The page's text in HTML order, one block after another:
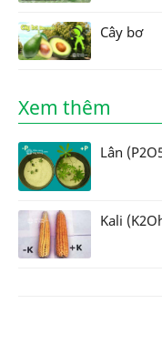
Cây bơ
Xem thêm
Lân
Kali